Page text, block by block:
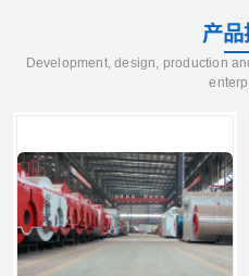
产品
Development, design, production